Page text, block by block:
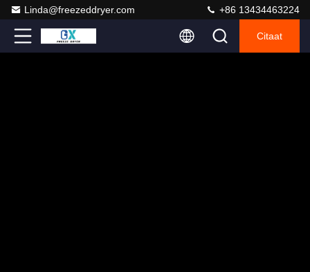
Linda@freezeddryer.com +86 13434463224
Citaat